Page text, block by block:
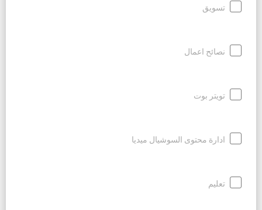
تسويق
نصائح اعمال
تويتر بوت
ادارة محتوى السوشيال ميديا
تعليم